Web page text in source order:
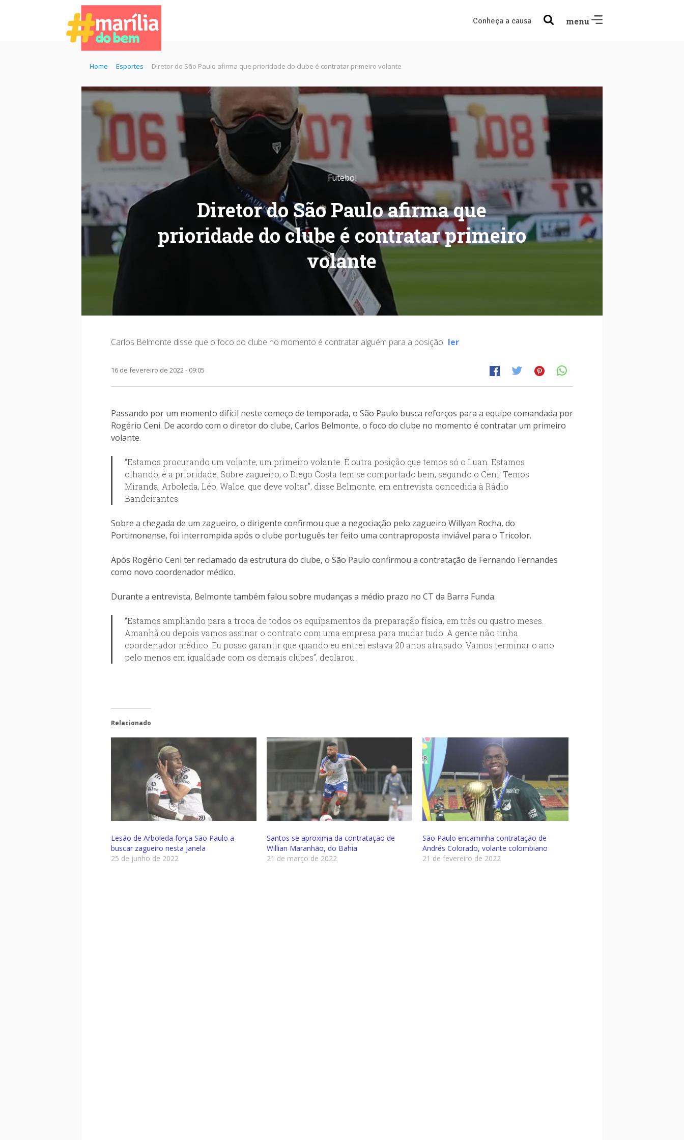
Conheça a causa menu
Home Esportes Diretor do São Paulo afirma que prioridade do clube é contratar primeiro volante
Futebol
Diretor do São Paulo afirma que
prioridade do clube é contratar primeiro
volante
Carlos Belmonte disse que o foco do clube no momento é contratar alguém para a posição ler
16 de fevereiro de 2022 - 09:05
Passando por um momento difícil neste começo de temporada, o São Paulo busca reforços para a equipe comandada por
Rogério Ceni. De acordo com o diretor do clube, Carlos Belmonte, o foco do clube no momento é contratar um primeiro
volante.
“Estamos procurando um volante, um primeiro volante. É outra posição que temos só o Luan. Estamos
olhando, é a prioridade. Sobre zagueiro, o Diego Costa tem se comportado bem, segundo o Ceni. Temos
Miranda, Arboleda, Léo, Walce, que deve voltar”, disse Belmonte, em entrevista concedida à Rádio
Bandeirantes.
Sobre a chegada de um zagueiro, o dirigente confirmou que a negociação pelo zagueiro Willyan Rocha, do
Portimonense, foi interrompida após o clube português ter feito uma contraproposta inviável para o Tricolor.
Após Rogério Ceni ter reclamado da estrutura do clube, o São Paulo confirmou a contratação de Fernando Fernandes
como novo coordenador médico.
Durante a entrevista, Belmonte também falou sobre mudanças a médio prazo no CT da Barra Funda.
“Estamos ampliando para a troca de todos os equipamentos da preparação física, em três ou quatro meses.
Amanhã ou depois vamos assinar o contrato com uma empresa para mudar tudo. A gente não tinha
coordenador médico. Eu posso garantir que quando eu entrei estava 20 anos atrasado. Vamos terminar o ano
pelo menos em igualdade com os demais clubes”, declarou.
Relacionado
Lesão de Arboleda força São Paulo a
buscar zagueiro nesta janela
25 de junho de 2022
Santos se aproxima da contratação de
Willian Maranhão, do Bahia
21 de março de 2022
São Paulo encaminha contratação de
Andrés Colorado, volante colombiano
21 de fevereiro de 2022